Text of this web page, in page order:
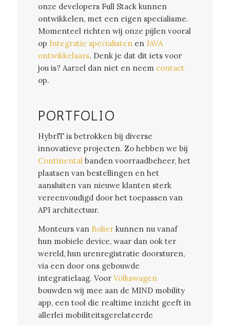
onze developers Full Stack kunnen
ontwikkelen, met een eigen specialisme.
Momenteel richten wij onze pijlen vooral
op Integratie specialistenen JAVA
ontwikkelaars. Denk je dat dit iets voor
jou is? Aarzel dan niet en neem contact
op.
PORTFOLIO
HybrIT is betrokken bij diverse
innovatieve projecten. Zo hebben we bij
Continentalbanden voorraadbeheer, het
plaatsen van bestellingen en het
aansluiten van nieuwe klanten sterk
vereenvoudigd door het toepassen van
API architectuur.
Monteurs van Bolierkunnen nu vanaf
hun mobiele device, waar dan ook ter
wereld, hun urenregistratie doorsturen,
via een door ons gebouwde
integratielaag. Voor Volkswagen
bouwden wij mee aan de MIND mobility
app, een tool die realtime inzicht geeft in
allerlei mobiliteitsgerelateerde